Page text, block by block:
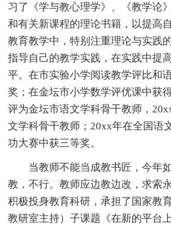
习了《学与教心理学》、《教学论
和有关新课程的理论书籍，以提高
教育教学中，特别注重理论与实践
指导自己的教学实践，在实践中提
平。在市实验小学阅读教学评比和
奖；在金坛市小学数学评优课中获
评为金坛市语文学科骨干教师，
文学科骨干教师；20xx年在全国语
功大赛中获三等奖。
当教师不能当成教书匠，今年
教，不行。教师应边教边改，求索
积极投身教育科研，承担了国家教
教研室主持）子课题《在新的平台